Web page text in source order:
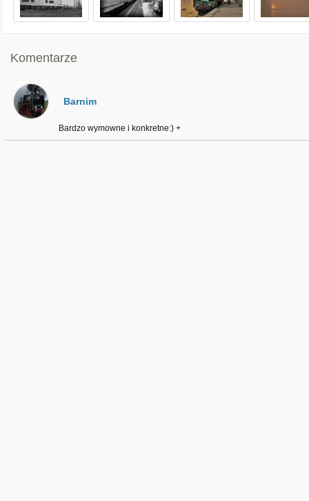
Komentarze
Barnim
Bardzo wymowne i konkretne:) +